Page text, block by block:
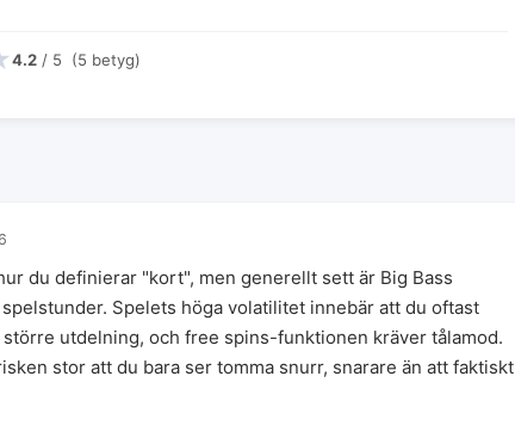
4.2 / 5 (5 betyg)
du definierar "kort", men generellt sett är Big Bass
Spelets höga volatilitet innebär att du oftast
utdelning, och free spins-funktionen kräver tålamod.
stor att du bara ser tomma snurr, snarare än att faktiskt